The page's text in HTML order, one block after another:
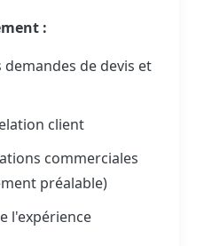
:
de devis et
client
commerciales
préalable)
l'expérience